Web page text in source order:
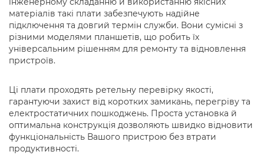
матеріалів такі плати забезпечують надійне
підключення та довгий термін служби. Вони сумісні з
різними моделями планшетів, що робить їх
універсальним рішенням для ремонту та відновлення
пристроїв.
Ці плати проходять ретельну перевірку якості,
гарантуючи захист від коротких замикань, перегріву та
електростатичних пошкоджень. Проста установка й
оптимальна конструкція дозволяють швидко відновити
функціональність Вашого пристрою без втрати
продуктивності.